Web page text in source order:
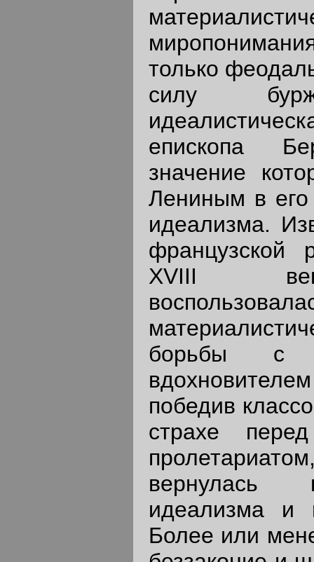
только
силу
епископа
значение
Лениным в его
идеализма.
французской
XVIII
борьбы с
победив
страхе
вернулась
идеализма и
Более или